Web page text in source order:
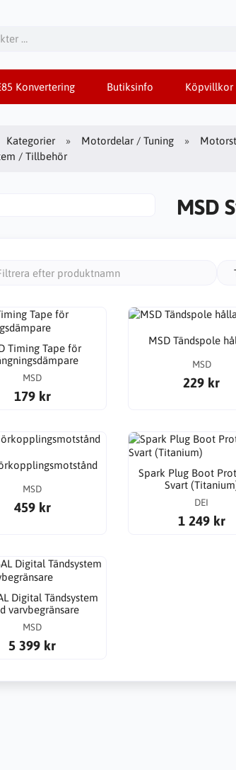
Konvertering Butiksinfo Köpvillkor
Kategorier Motordelar / Tuning
/ Tillbehör
MSD
Timing Tape för
MSD
179 kr
MSD Tändspole
MSD
229 kr
MSD
459 kr
Spark Plug Boot
Svart
DEI
1 249 kr
Digital Tändsystem
varvbegränsare
MSD
5 399 kr